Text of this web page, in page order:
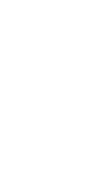
a
elabora